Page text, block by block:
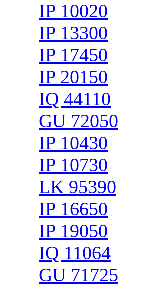
IP 10020
IP 13300
IP 17450
IP 20150
IQ 44110
GU 72050
IP 10430
IP 10730
LK 95390
IP 16650
IP 19050
IQ 11064
GU 71725